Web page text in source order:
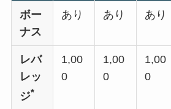
ボー
ナス
あり あり あり
レバ
レッ
ジ*
1,00
0
1,00
0
1,00
0